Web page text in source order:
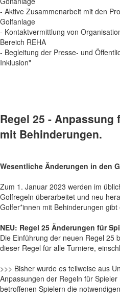
- Aktive Zusammenarbeit mit den
Golfanlage
- Kontaktvermittlung von
Bereich REHA
- Begleitung der Presse- und
Inklusion"
Regel 25 -
mit Behinderungen.
Wesentliche Änderungen in den
Zum 1. Januar 2023 werden im
Golfregeln überarbeitet und neu
Golfer*innen mit Behinderungen
NEU: Regel 25 Änderungen für
Die Einführung der neuen Regel 25
dieser Regel für alle Turniere,
>>> Bisher wurde es teilweise aus
Anpassungen der Regeln für
betroffenen Spielern die